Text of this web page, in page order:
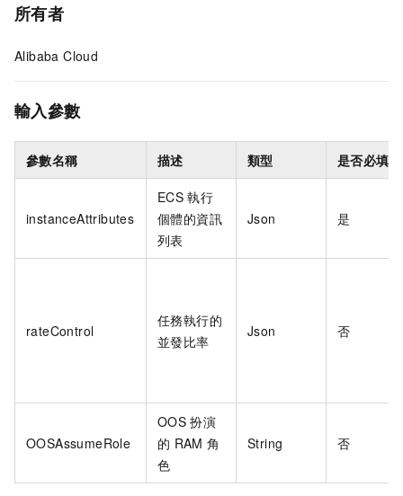
所有者
Alibaba Cloud
輸入參數
參數名稱 描述 類型 是否必填
instanceAttributes
ECS 執行
個體的資訊
列表
Json 是
rateControl
任務執行的
並發比率
Json 否
OOSAssumeRole
OOS 扮演
的 RAM 角
色
String 否